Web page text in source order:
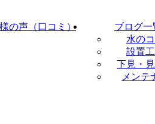
の声（口コミ）
ブログ一
水の
設置
下見・
メンテ